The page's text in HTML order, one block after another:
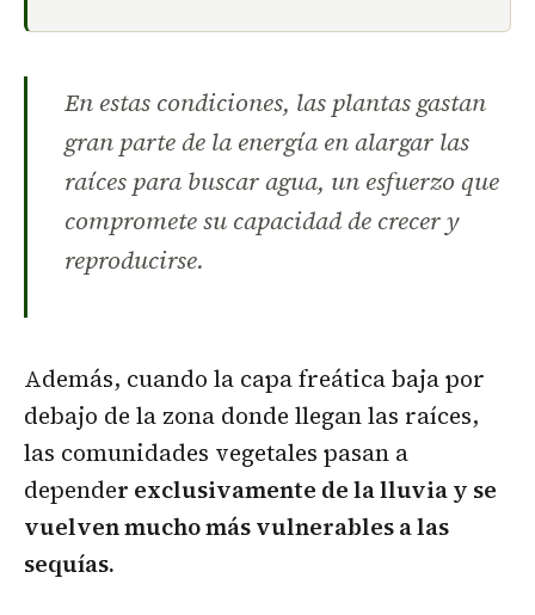
En estas condiciones, las plantas gastan
gran parte de la energía en alargar las
raíces para buscar agua, un esfuerzo que
compromete su capacidad de crecer y
reproducirse.
Además, cuando la capa freática baja por
debajo de la zona donde llegan las raíces,
las comunidades vegetales pasan a
depender exclusivamente de la lluvia y se
vuelven mucho más vulnerables a las
sequías.